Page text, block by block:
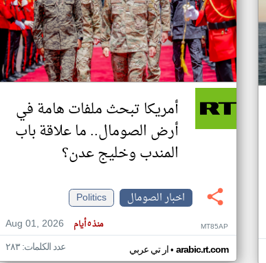
أمريكا تبحث ملفات هامة في
أرض الصومال.. ما علاقة باب
المندب وخليج عدن؟
اخبار الصومال
Politics
Aug 01, 2026
منذ ٥ أيام MT85AP
ار تي عربي• arabic.rt.com عدد الكلمات: ٢٨٣